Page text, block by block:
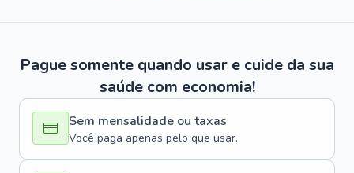
Pague somente quando usar e cuide da sua
saúde com economia!
Sem mensalidade ou taxas
Você paga apenas pelo que usar.